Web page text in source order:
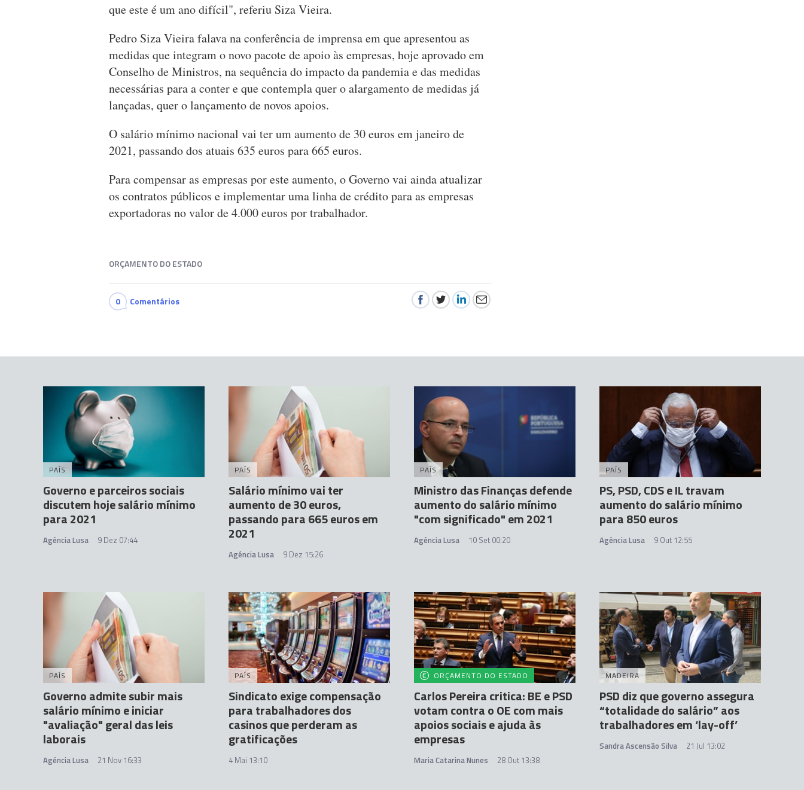
que este é um ano difícil", referiu Siza Vieira.
Pedro Siza Vieira falava na conferência de imprensa em que apresentou as
medidas que integram o novo pacote de apoio às empresas, hoje aprovado em
Conselho de Ministros, na sequência do impacto da pandemia e das medidas
necessárias para a conter e que contempla quer o alargamento de medidas já
lançadas, quer o lançamento de novos apoios.
O salário mínimo nacional vai ter um aumento de 30 euros em janeiro de
2021, passando dos atuais 635 euros para 665 euros.
Para compensar as empresas por este aumento, o Governo vai ainda atualizar
os contratos públicos e implementar uma linha de crédito para as empresas
exportadoras no valor de 4.000 euros por trabalhador.
ORÇAMENTO DO ESTADO
0 Comentários
PAÍS
Governo e parceiros sociais
discutem hoje salário mínimo
para 2021
Agência Lusa 9 Dez 07:44
PAÍS
Salário mínimo vai ter
aumento de 30 euros,
passando para 665 euros em
2021
Agéncia Lusa 9 Dez 15:26
PAÍS
Ministro das Finanças defende
aumento do salário mínimo
"com significado" em 2021
Agência Lusa 10 Set 00:20
PAÍS
PS, PSD, CDS e IL travam
aumento do salário mínimo
para 850 euros
Agência Lusa 9 Out 12:55
PAÍS
Governo admite subir mais
salário mínimo e iniciar
"avaliação" geral das leis
laborais
Agéncia Lusa 21 Nov 16:33
PAÍS
Sindicato exige compensação
para trabalhadores dos
casinos que perderam as
gratificações
4 Mai 13:10
ORÇAMENTO DO ESTADO
Carlos Pereira critica: BE e PSD
votam contra o OE com mais
apoios sociais e ajuda às
empresas
Maria Catarina Nunes 28 Out 13:38
MADEIRA
PSD diz que governo assegura
“totalidade do salário” aos
trabalhadores em ‘lay-off’
Sandra Ascensão Silva 21 Jul 13:02